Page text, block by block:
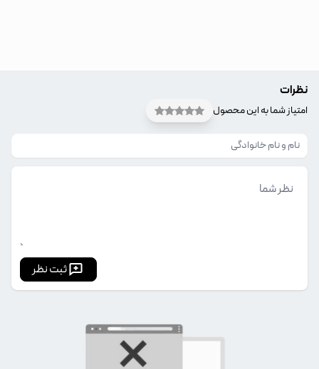
نظرات
امتیاز شما به این محصول
ثبت نظر